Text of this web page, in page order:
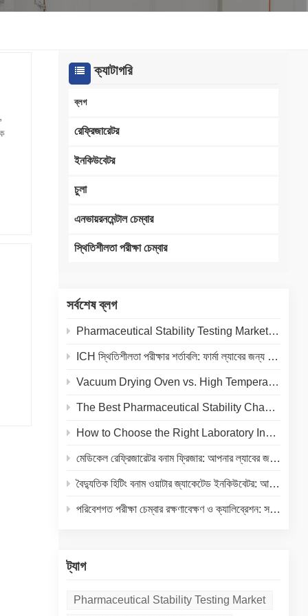
ক্যাটাগরি
ব্লগ
রেফ্রিজারেটর
ইনকিউবেটর
চুলা
এনভায়রনমেন্টাল চেম্বার
স্থিতিশীলতা পরীক্ষা চেম্বার
সর্বশেষ ব্লগ
Pharmaceutical Stability Testing Market 2026: Growth Drivers, Regulatory Shifts & Technology Trends
ICH স্থিতিশীলতা পরীক্ষার শর্তাবলি: ফার্মা ল্যাবের জন্য তাপমাত্রা ও আর্দ্রতা নির্দেশিকা
Vacuum Drying Oven vs. High Temperature Oven: How to Choose the Right Equipment for Your Application
The Best Pharmaceutical Stability Chamber Manufacturer
How to Choose the Right Laboratory Incubator: A Complete Buyer's Guide for 2026
মেডিকেল রেফ্রিজারেটর বনাম ফ্রিজার: আপনার ল্যাবের জন্য সঠিক কোল্ড স্টোরেজ নির্বাচন
বৈদ্যুতিক হিটিং বনাম ওয়াটার জ্যাকেটেড ইনকিউবেটর: আপনার ল্যাবের জন্য একটি সম্পূর্ণ তুলনা
পরিবেশগত পরীক্ষা চেম্বার রক্ষণাবেক্ষণ ও ক্যালিব্রেশন: সরঞ্জামের আয়ুষ্কাল বাড়ানো এবং নির্ভুল ফলাফল নিশ্চিত করার একটি ব্যবহারিক গাইড
ট্যাগ
Pharmaceutical Stability Testing Market